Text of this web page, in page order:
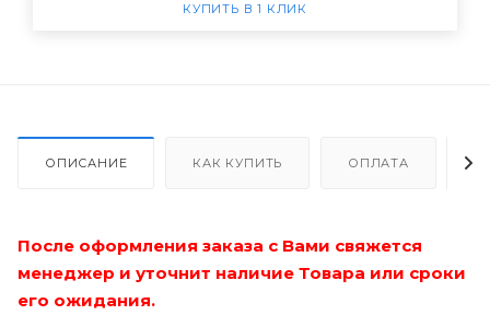
КУПИТЬ В 1 КЛИК
ОПИСАНИЕ КАК КУПИТЬ ОПЛАТА
После оформления заказа с Вами свяжется
менеджер и уточнит наличие Товара или сроки
его ожидания.